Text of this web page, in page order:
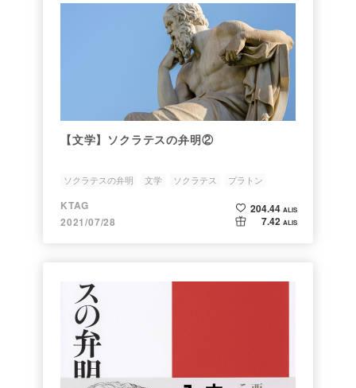
【文学】ソクラテスの弁明②
ソクラテスの弁明 文学 ソクラテス プラトン
KTAG
2021/07/28
204.44 ALIS
7.42 ALIS